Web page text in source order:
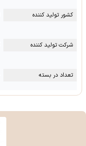
کشور تولید کننده
شرکت تولید کننده
تعداد در بسته